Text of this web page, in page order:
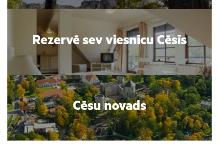
Rezervē sev viesnīcu Cēsīs
Cēsu novads